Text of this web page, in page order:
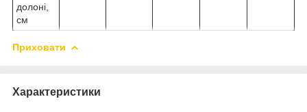
долоні,
см
Приховати
Характеристики